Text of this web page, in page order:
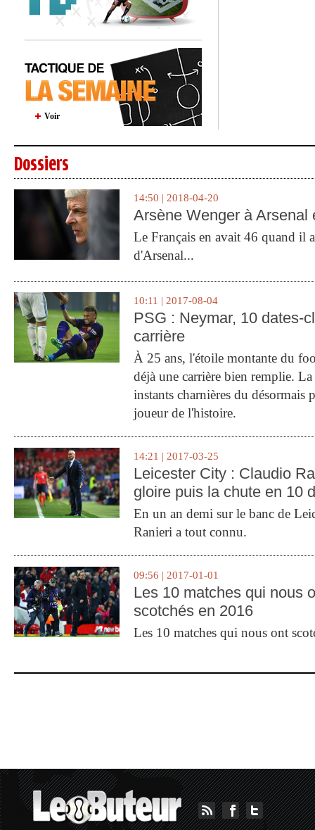
Voir
Dossiers
14:50 | 2018-04-20
Arsène Wenger à Arsenal
Le Français en avait 46 quand il
d'Arsenal...
10:11 | 2017-08-04
PSG : Neymar, 10 dates-
carrière
À 25 ans, l'étoile montante du
déjà une carrière bien remplie.
instants charnières du désormais
joueur de l'histoire.
14:21 | 2017-03-25
Leicester City : Claudio
gloire puis la chute en 10
En un an demi sur le banc de
Ranieri a tout connu.
09:56 | 2017-01-01
Les 10 matches qui nous
scotchés en 2016
Les 10 matches qui nous ont